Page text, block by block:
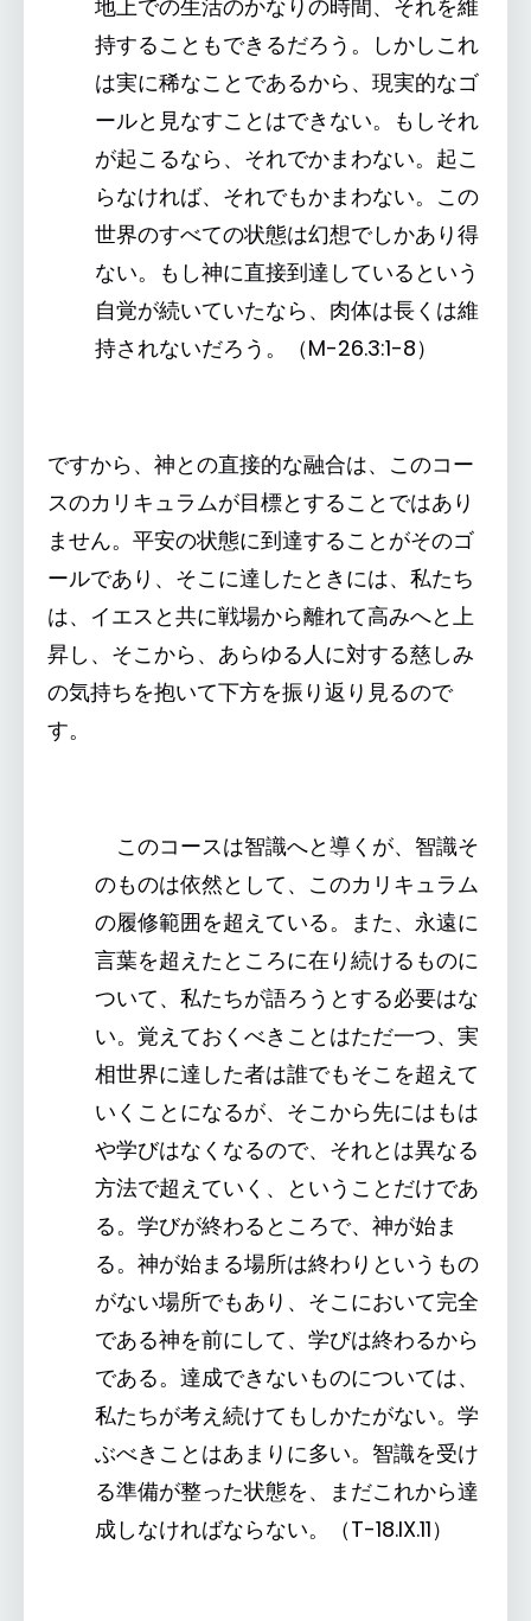
地上での生活のかなりの時間、それを維
持することもできるだろう。しかしこれ
は実に稀なことであるから、現実的なゴ
ールと見なすことはできない。もしそれ
が起こるなら、それでかまわない。起こ
らなければ、それでもかまわない。この
世界のすべての状態は幻想でしかあり得
ない。もし神に直接到達しているという
自覚が続いていたなら、肉体は長くは維
持されないだろう。（M-26.3:1-8）
ですから、神との直接的な融合は、このコー
スのカリキュラムが目標とすることではあり
ません。平安の状態に到達することがそのゴ
ールであり、そこに達したときには、私たち
は、イエスと共に戦場から離れて高みへと上
昇し、そこから、あらゆる人に対する慈しみ
の気持ちを抱いて下方を振り返り見るので
す。
このコースは智識へと導くが、智識そ
のものは依然として、このカリキュラム
の履修範囲を超えている。また、永遠に
言葉を超えたところに在り続けるものに
ついて、私たちが語ろうとする必要はな
い。覚えておくべきことはただ一つ、実
相世界に達した者は誰でもそこを超えて
いくことになるが、そこから先にはもは
や学びはなくなるので、それとは異なる
方法で超えていく、ということだけであ
る。学びが終わるところで、神が始ま
る。神が始まる場所は終わりというもの
がない場所でもあり、そこにおいて完全
である神を前にして、学びは終わるから
である。達成できないものについては、
私たちが考え続けてもしかたがない。学
ぶべきことはあまりに多い。智識を受け
る準備が整った状態を、まだこれから達
成しなければならない。（T-18.IX.11）